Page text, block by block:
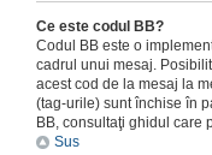
Ce este codul BB?
Codul BB este o
cadrul unui mesaj.
acest cod de la mesaj la
(tag-urile) sunt închise în
BB, consultaţi ghidul care
Sus